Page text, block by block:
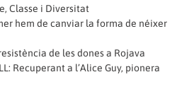
Classe i Diversitat
hem de canviar la forma de néixer
de les dones a Rojava
Recuperant a l’Alice Guy, pionera